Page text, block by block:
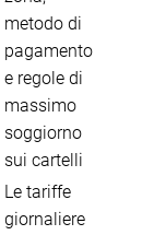
metodo di
pagamento
e regole di
massimo
soggiorno
sui cartelli
Le tariffe
giornaliere